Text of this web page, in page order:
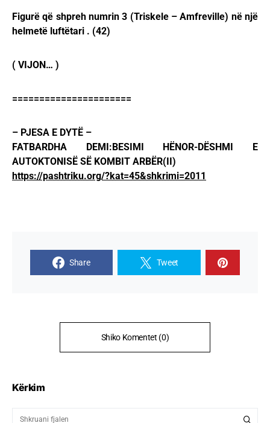
Figurë që shpreh numrin 3 (Triskele – Amfreville) në një
helmetë luftëtari . (42)
( VIJON… )
======================
– PJESA E DYTË –
FATBARDHA DEMI:BESIMI HËNOR-DËSHMI E
AUTOKTONISË SË KOMBIT ARBËR(II)
https://pashtriku.org/?kat=45&shkrimi=2011
Share Tweet
Shiko Komentet (0)
Kërkim